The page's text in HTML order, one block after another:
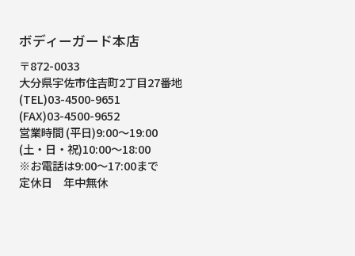
ボディーガード本店
〒872-0033
大分県宇佐市住吉町2丁目27番地
(TEL)03-4500-9651
(FAX)03-4500-9652
営業時間 (平日)9:00～19:00
(土・日・祝)10:00～18:00
※お電話は9:00～17:00まで
定休日 年中無休